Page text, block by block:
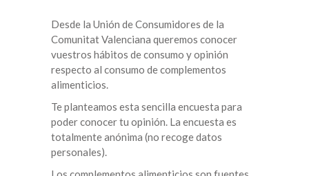
Desde la Unión de Consumidores de la
Comunitat Valenciana queremos conocer
vuestros hábitos de consumo y opinión
respecto al consumo de complementos
alimenticios.
Te planteamos esta sencilla encuesta para
poder conocer tu opinión. La encuesta es
totalmente anónima (no recoge datos
personales).